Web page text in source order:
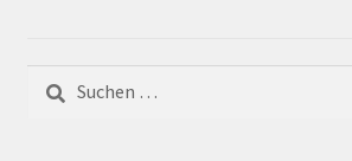
Suchen
nach: